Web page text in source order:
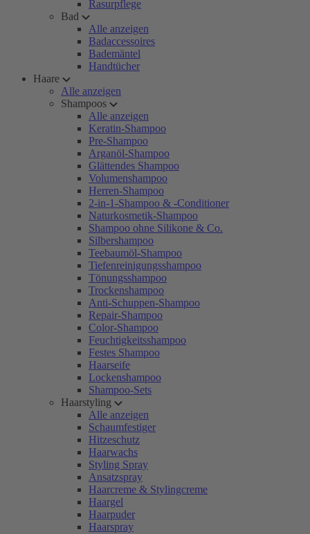
Rasurpflege
Bad
Alle anzeigen
Badaccessoires
Bademäntel
Handtücher
Haare
Alle anzeigen
Shampoos
Alle anzeigen
Keratin-Shampoo
Pre-Shampoo
Arganöl-Shampoo
Glättendes Shampoo
Volumenshampoo
Herren-Shampoo
2-in-1-Shampoo & -Conditioner
Naturkosmetik-Shampoo
Shampoo ohne Silikone & Co.
Silbershampoo
Teebaumöl-Shampoo
Tiefenreinigungsshampoo
Tönungsshampoo
Trockenshampoo
Anti-Schuppen-Shampoo
Repair-Shampoo
Color-Shampoo
Feuchtigkeitsshampoo
Festes Shampoo
Haarseife
Lockenshampoo
Shampoo-Sets
Haarstyling
Alle anzeigen
Schaumfestiger
Hitzeschutz
Haarwachs
Styling Spray
Ansatzspray
Haarcreme & Stylingcreme
Haargel
Haarpuder
Haarspray